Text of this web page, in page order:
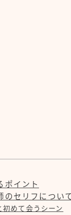
ポイント
のセリフについ
めて会うシーン